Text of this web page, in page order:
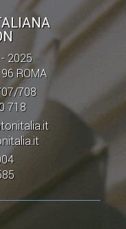
2025
ROMA
708
718